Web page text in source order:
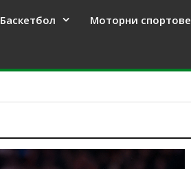
Баскетбол Моторни спортове